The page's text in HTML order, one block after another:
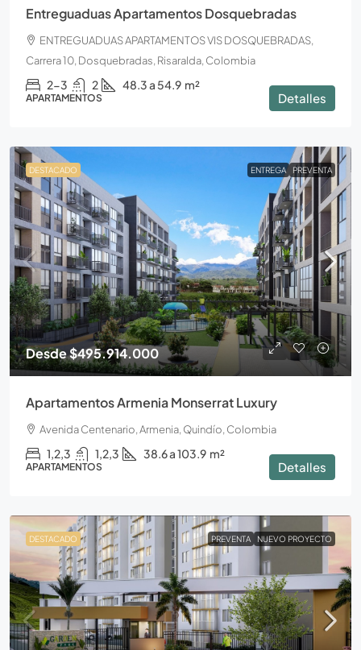
Entreguaduas Apartamentos Dosquebradas
ENTREGUADUAS APARTAMENTOS VIS DOSQUEBRADAS,
Carrera 10, Dosquebradas, Risaralda, Colombia
2-3 2 48.3 a 54.9 m²
APARTAMENTOS Detalles
DESTACADO ENTREGA PREVENTA
Desde$495.914.000
Apartamentos Armenia Monserrat Luxury
Avenida Centenario, Armenia, Quindío, Colombia
1,2,3 1,2,3 38.6 a 103.9 m²
APARTAMENTOS Detalles
DESTACADO PREVENTA NUEVO PROYECTO